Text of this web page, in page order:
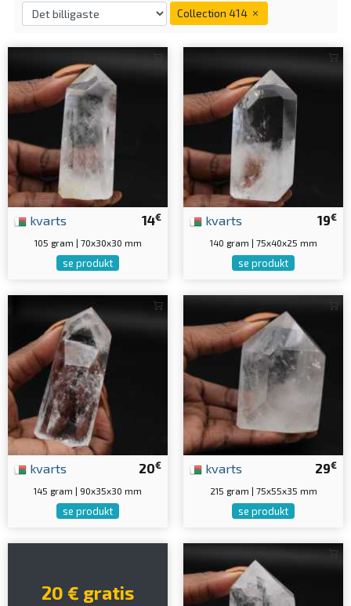
Collection 414
14€
kvarts
105 gram | 70x30x30 mm
se produkt
19€
kvarts
140 gram | 75x40x25 mm
se produkt
20€
kvarts
145 gram | 90x35x30 mm
se produkt
29€
kvarts
215 gram | 75x55x35 mm
se produkt
20 € gratis